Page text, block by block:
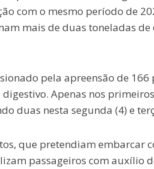
com o mesmo período de
mais de duas toneladas
pela apreensão de
Apenas nos
duas nesta segunda (4) e
que pretendiam embarcar
passageiros com auxílio